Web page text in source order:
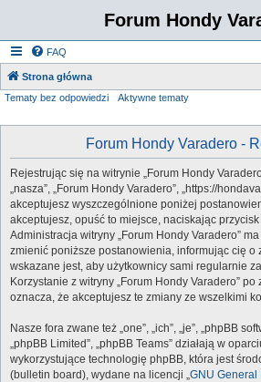
Forum Hondy
FAQ
Strona główna
Tematy bez odpowiedzi
Aktywne tematy
Forum Hondy Varadero -
Rejestrując się na witrynie „Forum Hondy
„nasza”, „Forum Hondy Varadero”, „https://
akceptujesz wyszczególnione poniżej
akceptujesz, opuść to miejsce, naciskając przycisk
Administracja witryny „Forum Hondy Varadero”
zmienić poniższe postanowienia, informując cię o
wskazane jest, aby użytkownicy sami regularnie
Korzystanie z witryny „Forum Hondy Varadero”
oznacza, że akceptujesz te zmiany ze wszelkimi
Nasze fora zwane też „one”, „ich”, „je”, „phpBB
„phpBB Limited”, „phpBB Teams” działają w
wykorzystujące technologię phpBB, która jest
(bulletin board), wydane na licencji „GNU General